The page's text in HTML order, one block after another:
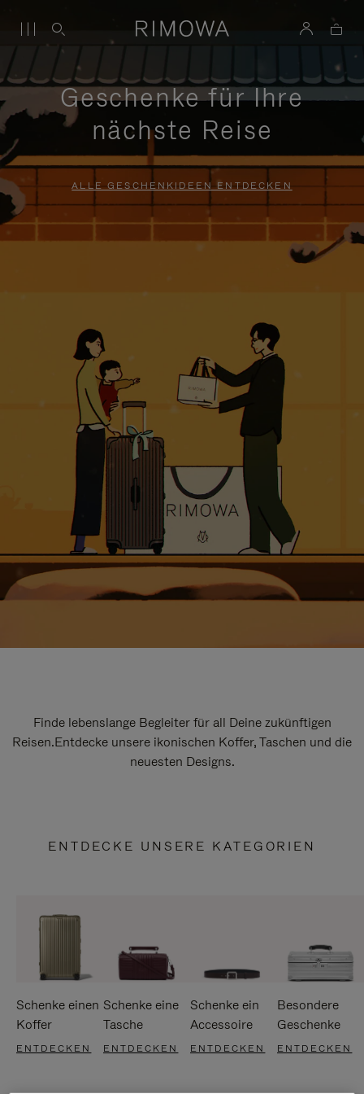
Geschenke für Ihre
nächste Reise
ALLE GESCHENKIDEEN ENTDECKEN
Finde lebenslange Begleiter für all Deine zukünftigen
Reisen.Entdecke unsere ikonischen Koffer, Taschen und die
neuesten Designs.
ENTDECKE UNSERE KATEGORIEN
Schenke einen
Koffer
ENTDECKEN
Schenke eine
Tasche
ENTDECKEN
Schenke ein
Accessoire
ENTDECKEN
Besondere
Geschenke
ENTDECKEN